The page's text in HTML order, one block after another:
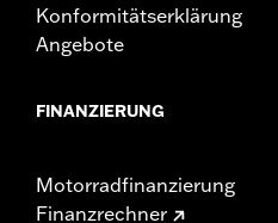
Konformitätserklärung
Angebote
FINANZIERUNG
Motorradfinanzierung
Finanzrechner